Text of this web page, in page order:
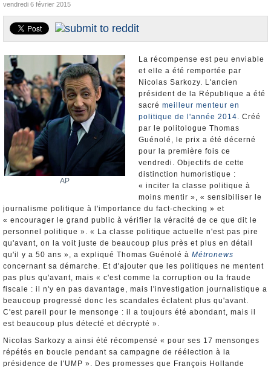
Elections européennes
La France et le Monde
Nominations et Démissions
Elections européennes
Infos insolites
vendredi 6 février 2015
AP
La récompense est peu enviable
et elle a été remportée par
Nicolas Sarkozy. L'ancien
président de la République a été
sacré meilleur menteur en
politique de l'année 2014. Créé
par le politologue Thomas
Guénolé, le prix a été décerné
pour la première fois ce
vendredi. Objectifs de cette
distinction humoristique :
« inciter la classe politique à
moins mentir », « sensibiliser le
journalisme politique à l'importance du fact-checking » et
« encourager le grand public à vérifier la véracité de ce que dit le
personnel politique ». « La classe politique actuelle n'est pas pire
qu'avant, on la voit juste de beaucoup plus près et plus en détail
qu'il y a 50 ans », a expliqué Thomas Guénolé à Métronews
concernant sa démarche. Et d'ajouter que les politiques ne mentent
pas plus qu'avant, mais « c'est comme la corruption ou la fraude
fiscale : il n'y en pas davantage, mais l'investigation journalistique a
beaucoup progressé donc les scandales éclatent plus qu'avant.
C'est pareil pour le mensonge : il a toujours été abondant, mais il
est beaucoup plus détecté et décrypté ».
Nicolas Sarkozy a ainsi été récompensé « pour ses 17 mensonges
répétés en boucle pendant sa campagne de réélection à la
présidence de l'UMP ». Des promesses que François Hollande